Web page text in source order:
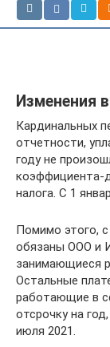
Изменения
Кардинальных
отчетности,
году не
коэффициента-
налога. С 1
Помимо этого,
обязаны ООО и
занимающиеся
Остальные
работающие в
отсрочку на
июля 2021.